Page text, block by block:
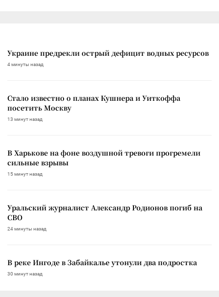
Украине предрекли острый дефицит водных ресурсов
4 минуты назад
Стало известно о планах Кушнера и Уиткоффа
посетить Москву
13 минут назад
В Харькове на фоне воздушной тревоги прогремели
сильные взрывы
15 минут назад
Уральский журналист Александр Родионов погиб на
СВО
24 минуты назад
В реке Ингоде в Забайкалье утонули два подростка
30 минут назад